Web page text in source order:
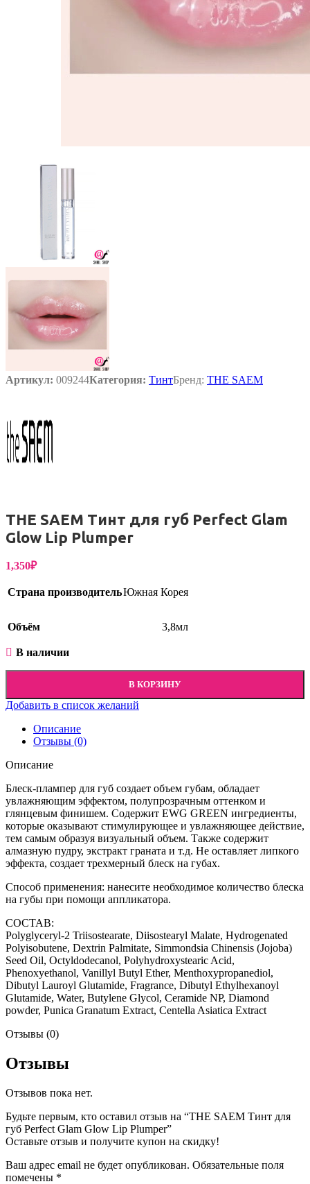
Артикул: 009244Категория: ТинтБренд: THE SAEM
THE SAEM Тинт для губ Perfect Glam
Glow Lip Plumper
1,350₽
Страна производительЮжная Корея
Объём 3,8мл
В наличии
В КОРЗИНУ
Добавить в список желаний
Описание
Отзывы (0)
Описание
Блеск-плампер для губ создает объем губам, обладает
увлажняющим эффектом, полупрозрачным оттенком и
глянцевым финишем. Содержит EWG GREEN ингредиенты,
которые оказывают стимулирующее и увлажняющее действие,
тем самым образуя визуальный объем. Также содержит
алмазную пудру, экстракт граната и т.д. Не оставляет липкого
эффекта, создает трехмерный блеск на губах.
Способ применения: нанесите необходимое количество блеска
на губы при помощи аппликатора.
СОСТАВ:
Polyglyceryl-2 Triisostearate, Diisostearyl Malate, Hydrogenated
Polyisobutene, Dextrin Palmitate, Simmondsia Chinensis (Jojoba)
Seed Oil, Octyldodecanol, Polyhydroxystearic Acid,
Phenoxyethanol, Vanillyl Butyl Ether, Menthoxypropanediol,
Dibutyl Lauroyl Glutamide, Fragrance, Dibutyl Ethylhexanoyl
Glutamide, Water, Butylene Glycol, Ceramide NP, Diamond
powder, Punica Granatum Extract, Centella Asiatica Extract
Отзывы (0)
Отзывы
Отзывов пока нет.
Будьте первым, кто оставил отзыв на “THE SAEM Тинт для
губ Perfect Glam Glow Lip Plumper”
Оставьте отзыв и получите купон на скидку!
Ваш адрес email не будет опубликован. Обязательные поля
помечены *